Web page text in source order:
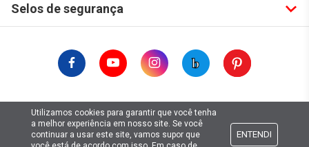
Selos de segurança
Copyright © 2019. Todos Os Direitos Reservados.
Lima Hobbies Modelismo Eireli - EPP CNPJ: 00.149.281/0001-49
Utilizamos cookies para garantir que você tenha
a melhor experiência em nosso site. Se você
continuar a usar este site, vamos supor que
ENTENDI